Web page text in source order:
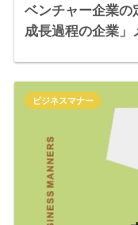
ベンチャー企業の
成長過程の企業」
ビジネスマナー